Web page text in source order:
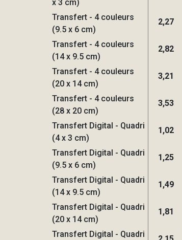
x 3 cm)
Transfert - 4 couleurs
(9.5 x 6 cm)
2,27
Transfert - 4 couleurs
(14 x 9.5 cm)
2,82
Transfert - 4 couleurs
(20 x 14 cm)
3,21
Transfert - 4 couleurs
(28 x 20 cm)
3,53
Transfert Digital - Quadri
(4 x 3 cm)
1,02
Transfert Digital - Quadri
(9.5 x 6 cm)
1,25
Transfert Digital - Quadri
(14 x 9.5 cm)
1,49
Transfert Digital - Quadri
(20 x 14 cm)
1,81
Transfert Digital - Quadri